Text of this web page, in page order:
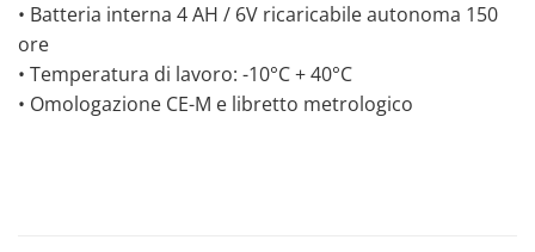
• Batteria interna 4 AH / 6V ricaricabile autonoma 150
ore
• Temperatura di lavoro: -10°C + 40°C
• Omologazione CE-M e libretto metrologico